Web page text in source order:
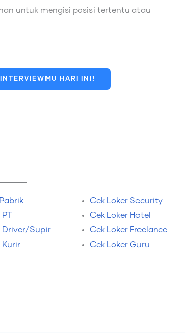
untuk mengisi posisi tertentu atau
HARI INI!
PT
Driver/Supir
Kurir
Cek Loker Security
Cek Loker Hotel
Cek Loker Freelance
Cek Loker Guru